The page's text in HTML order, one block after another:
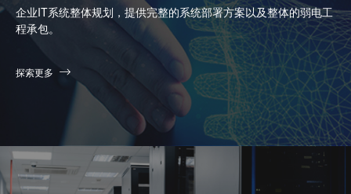
企业IT系统整体规划，提供完整的系统部署方案以及整体的弱电工
程承包。
探索更多